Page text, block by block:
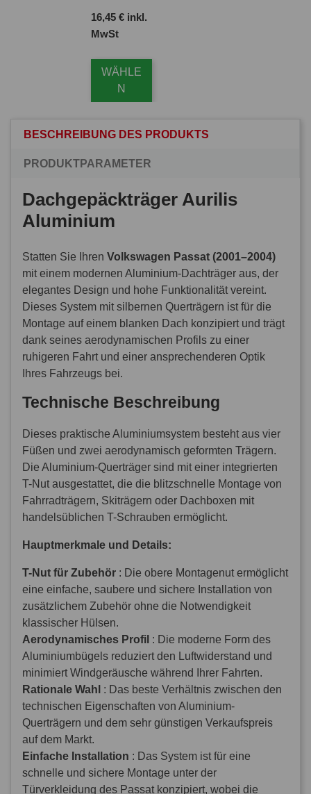
Preis
16,45 € inkl.
MwSt
WÄHLE
N
BESCHREIBUNG DES PRODUKTS
PRODUKTPARAMETER
Dachgepäckträger Aurilis
Aluminium
Statten Sie Ihren Volkswagen Passat (2001–2004)
mit einem modernen Aluminium-Dachträger aus, der
elegantes Design und hohe Funktionalität vereint.
Dieses System mit silbernen Querträgern ist für die
Montage auf einem blanken Dach konzipiert und trägt
dank seines aerodynamischen Profils zu einer
ruhigeren Fahrt und einer ansprechenderen Optik
Ihres Fahrzeugs bei.
Technische Beschreibung
Dieses praktische Aluminiumsystem besteht aus vier
Füßen und zwei aerodynamisch geformten Trägern.
Die Aluminium-Querträger sind mit einer integrierten
T-Nut ausgestattet, die die blitzschnelle Montage von
Fahrradträgern, Skiträgern oder Dachboxen mit
handelsüblichen T-Schrauben ermöglicht.
Hauptmerkmale und Details:
T-Nut für Zubehör : Die obere Montagenut ermöglicht
eine einfache, saubere und sichere Installation von
zusätzlichem Zubehör ohne die Notwendigkeit
klassischer Hülsen.
Aerodynamisches Profil : Die moderne Form des
Aluminiumbügels reduziert den Luftwiderstand und
minimiert Windgeräusche während Ihrer Fahrten.
Rationale Wahl : Das beste Verhältnis zwischen den
technischen Eigenschaften von Aluminium-
Querträgern und dem sehr günstigen Verkaufspreis
auf dem Markt.
Einfache Installation : Das System ist für eine
schnelle und sichere Montage unter der
Türverkleidung des Passat konzipiert, wobei die